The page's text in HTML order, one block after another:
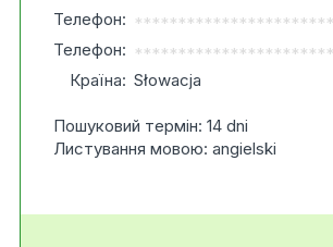
Телефон: ***********************
Телефон: ***********************
Країна: Słowacja
Пошуковий термін: 14 dni
Листування мовою: angielski